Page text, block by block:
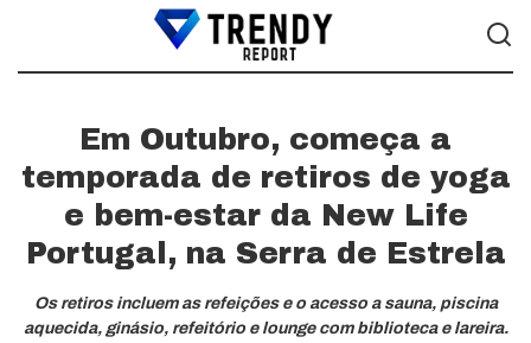
Em Outubro, começa a
temporada de retiros de yoga
e bem-estar da New Life
Portugal, na Serra de Estrela
Os retiros incluem as refeições e o acesso a sauna, piscina
aquecida, ginásio, refeitório e lounge com biblioteca e lareira.